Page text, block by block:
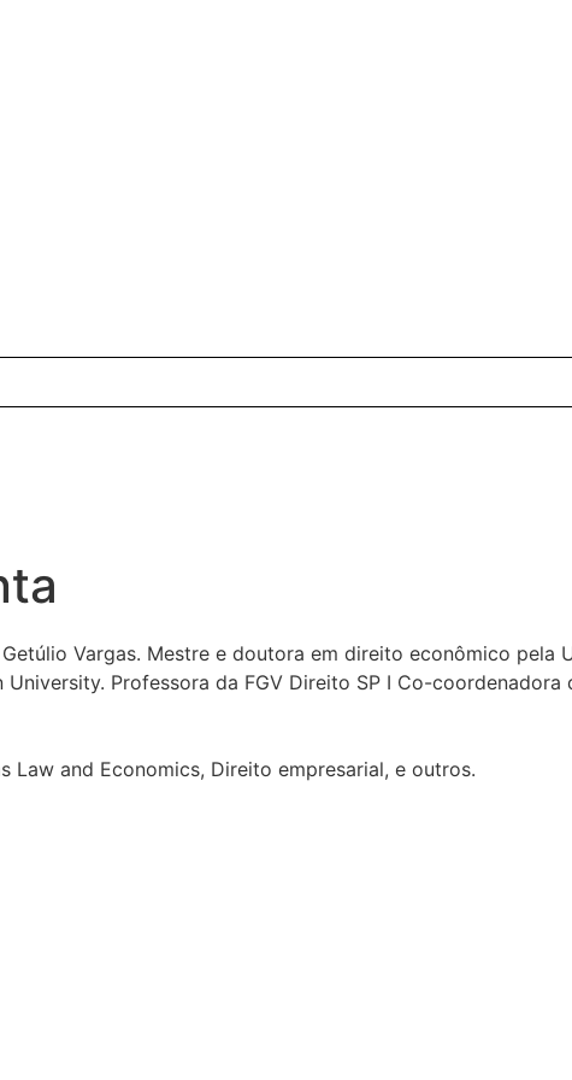
Vargas. Mestre e doutora em direito econômico pela
Professora da FGV Direito SP I Co-
Law and Economics, Direito empresarial, e outros.